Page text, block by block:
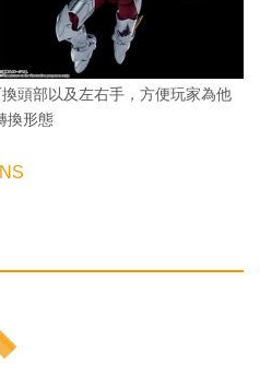
頭部以及左右手，方便玩家為他
換形態